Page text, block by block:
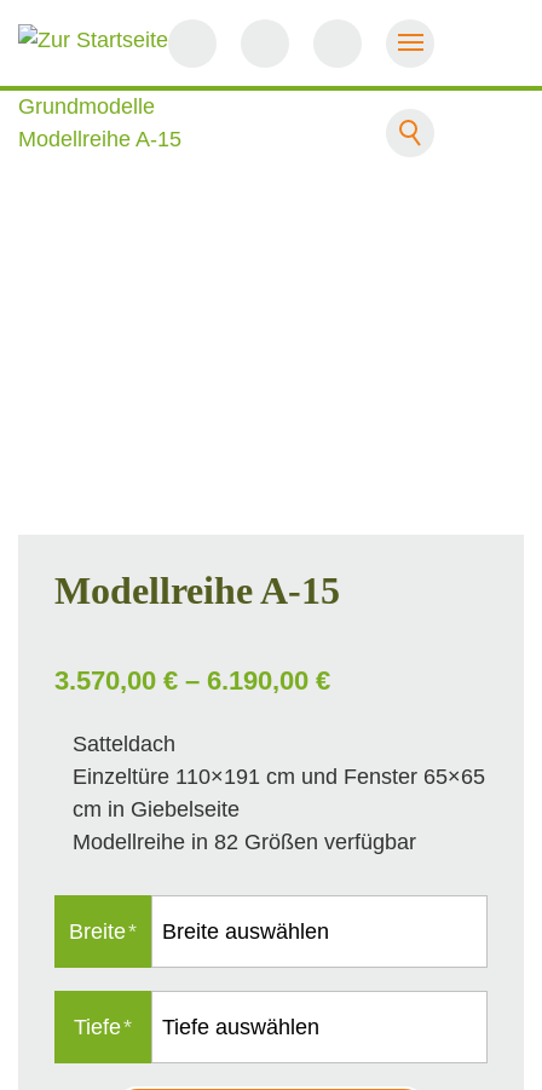
Grundmodelle
Modellreihe A-15
Modellreihe A-15
3.570,00 € – 6.190,00 €
Satteldach
Einzeltüre 110×191 cm und Fenster 65×65
cm in Giebelseite
Modellreihe in 82 Größen verfügbar
Breite*
Tiefe*